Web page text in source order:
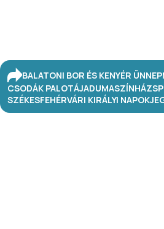
BALATONI BOR ÉS KENYÉR ÜNNEP
CSODÁK PALOTÁJADUMASZÍNHÁZ
SZÉKESFEHÉRVÁRI KIRÁLYI NAPOK